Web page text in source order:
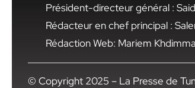
Président-directeur général :
Rédacteur en chef principal :
Rédaction Web: Mariem
© Copyright 2025 – La Presse de